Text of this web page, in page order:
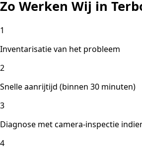
Zo Werken Wij in
1
Inventarisatie van het probleem
2
Snelle aanrijtijd (binnen 30 minuten)
3
Diagnose met camera-inspectie
4